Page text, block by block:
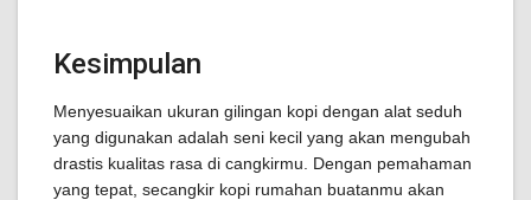
Kesimpulan
Menyesuaikan ukuran gilingan kopi dengan alat seduh
yang digunakan adalah seni kecil yang akan mengubah
drastis kualitas rasa di cangkirmu. Dengan pemahaman
yang tepat, secangkir kopi rumahan buatanmu akan